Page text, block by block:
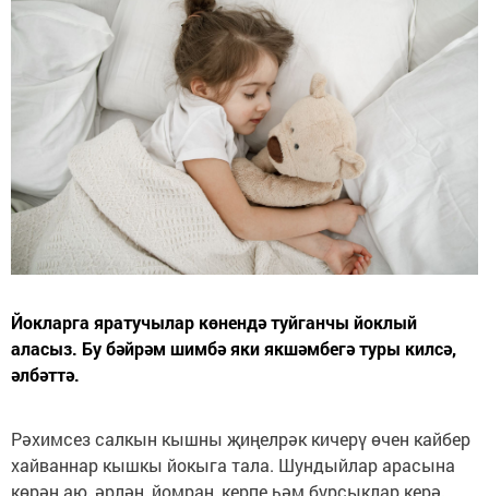
Йокларга яратучылар көнендә туйганчы йоклый
аласыз. Бу бәйрәм шимбә яки якшәмбегә туры килсә,
әлбәттә.
Рәхимсез салкын кышны җиңелрәк кичерү өчен кайбер
хайваннар кышкы йокыга тала. Шундыйлар арасына
көрән аю, әрлән, йомран, керпе һәм бурсыклар керә.